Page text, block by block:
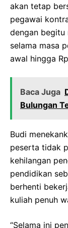
akan tetap
pegawai
dengan begitu
selama masa
awal hingga
Baca Juga
Bulungan
Budi
peserta tidak
kehilangan
pendidikan
berhenti
kuliah penuh
“Selama ini